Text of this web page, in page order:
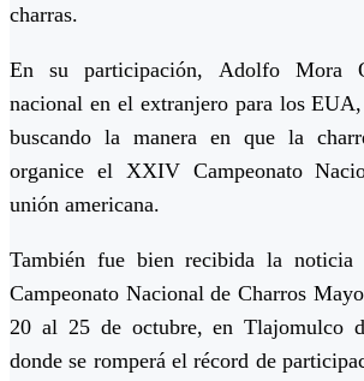
charras.
En su participación, Adolfo Mora
nacional en el extranjero para los EUA,
buscando la manera en que la
organice el XXIV Campeonato
unión americana.
También fue bien recibida la
Campeonato Nacional de Charros
20 al 25 de octubre, en Tlajomulco
donde se romperá el récord de